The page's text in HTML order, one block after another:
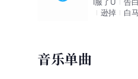
I服了U
告
逊掉
白
音乐单曲